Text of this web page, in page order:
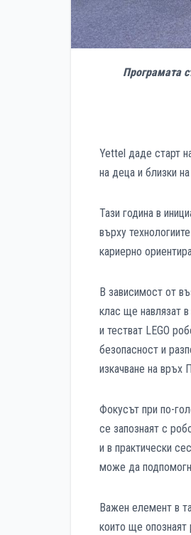
Програмата
Yettel даде старт
на деца и близки
Тази година в
върху
кариерно
В зависимост от
клас ще навлязат
и тестват LEGO
безопасност и
изкачване на връх
Фокусът при по-
се запознаят с
и в практически
може да
Важен елемент в
които ще опознаят